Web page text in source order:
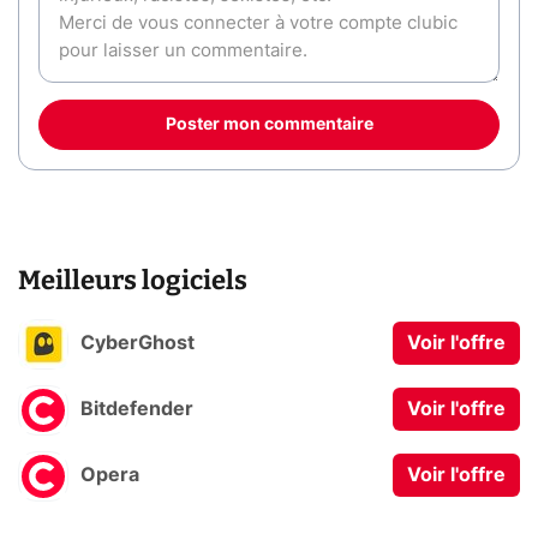
Poster mon commentaire
Meilleurs logiciels
CyberGhost Voir l'offre
Bitdefender Voir l'offre
Opera Voir l'offre